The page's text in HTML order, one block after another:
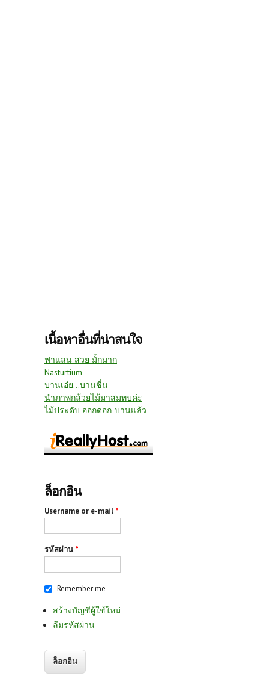
เนื้อหาอื่นที่น่าสนใจ
ฟาแลน สวย มั้กมาก
Nasturtium
บานเอ๋ย...บานชื่น
นำภาพกล้วยไม้มาสมทบค่ะ
ไม้ประดับ ออกดอก-บานแล้ว
ล็อกอิน
Username or e-mail *
รหัสผ่าน *
Remember me
สร้างบัญชีผู้ใช้ใหม่
ลืมรหัสผ่าน